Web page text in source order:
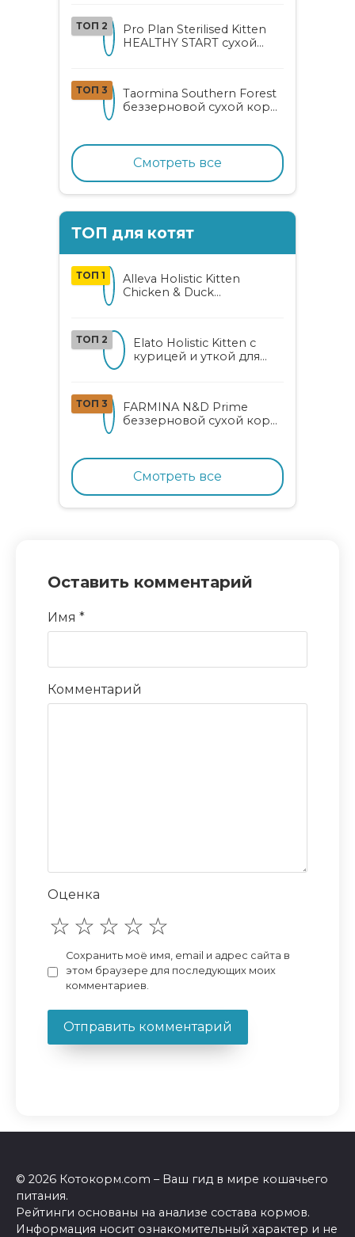
ТОП 2
Pro Plan Sterilised Kitten
HEALTHY START сухой
лососем
ТОП 3
Taormina Southern Forest
беззерновой сухой корм
ягодами и овощами
Смотреть все
ТОП для котят
ТОП 1
Alleva Holistic Kitten
Chicken & Duck
ТОП 2
Elato Holistic Kitten с
курицей и уткой для
ТОП 3
FARMINA N&D Prime
беззерновой сухой корм
курицей и гранатом
Смотреть все
Оставить комментарий
Имя *
Комментарий
Оценка
Сохранить моё имя, email и адрес сайта в
этом браузере для последующих моих
комментариев.
© 2026 Котокорм.com – Ваш гид в мире кошачьего
питания.
Рейтинги основаны на анализе состава кормов.
Информация носит ознакомительный характер и не